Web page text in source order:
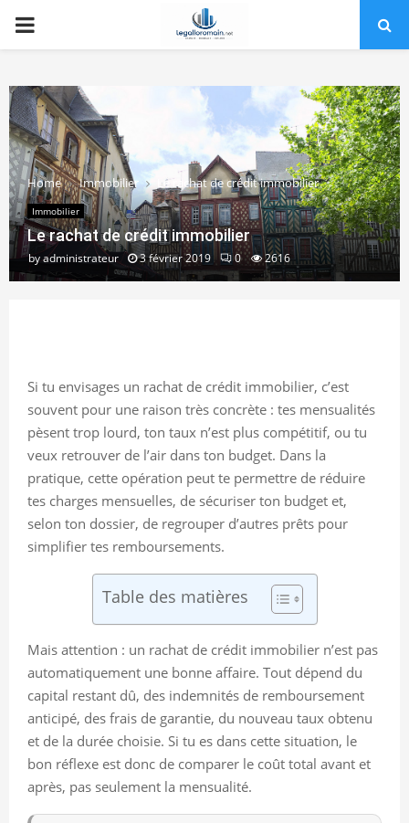
PRIMARY
Home Immobilier Le rachat de crédit immobilier
Immobilier
Le rachat de crédit immobilier
byadministrateur 3 février 2019 0 2616
Si tu envisages un rachat de crédit immobilier, c’est
souvent pour une raison très concrète : tes mensualités
pèsent trop lourd, ton taux n’est plus compétitif, ou tu
veux retrouver de l’air dans ton budget. Dans la
pratique, cette opération peut te permettre de réduire
tes charges mensuelles, de sécuriser ton budget et,
selon ton dossier, de regrouper d’autres prêts pour
simplifier tes remboursements.
Table des matières
Mais attention : un rachat de crédit immobilier n’est pas
automatiquement une bonne affaire. Tout dépend du
capital restant dû, des indemnités de remboursement
anticipé, des frais de garantie, du nouveau taux obtenu
et de la durée choisie. Si tu es dans cette situation, le
bon réflexe est donc de comparer le coût total avant et
après, pas seulement la mensualité.